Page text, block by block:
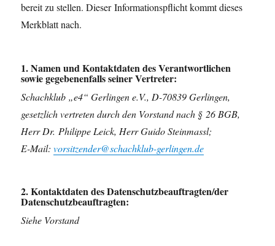
bereit zu stellen. Dieser Informationspflicht kommt dieses
Merkblatt nach.
1. Namen und Kontaktdaten des Verantwortlichen
sowie gegebenenfalls seiner Vertreter:
Schachklub „e4“ Gerlingen e.V., D-70839 Gerlingen,
gesetzlich vertreten durch den Vorstand nach § 26 BGB,
Herr Dr. Philippe Leick, Herr Guido Steinmassl;
E-Mail:vorsitzender@schachklub-gerlingen.de
2. Kontaktdaten des Datenschutzbeauftragten/der
Datenschutzbeauftragten:
Siehe Vorstand